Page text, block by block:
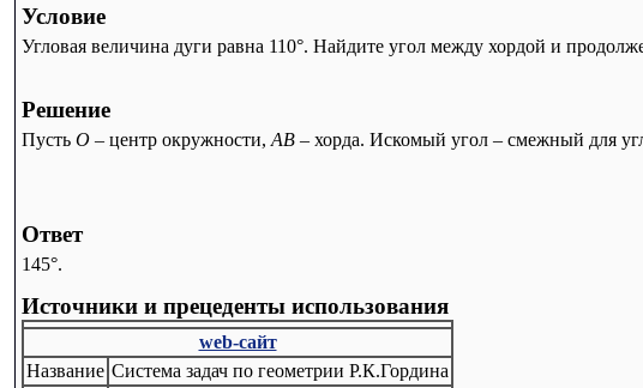
Условие
Угловая величина дуги равна 110°. Найдите угол между хордой и
Решение
Пусть O – центр окружности, AB – хорда. Искомый угол – смежный для
Ответ
145°.
Источники и прецеденты использования
web-сайт
Название Система задач по геометрии Р.К.Гордина